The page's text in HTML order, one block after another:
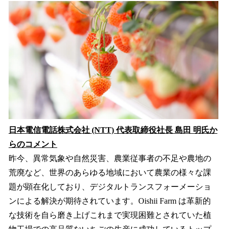
日本電信電話株式会社 (NTT) 代表取締役社長 島田 明氏か
らのコメント
昨今、異常気象や自然災害、農業従事者の不足や農地の
荒廃など、世界のあらゆる地域において農業の様々な課
題が顕在化しており、デジタルトランスフォーメーショ
ンによる解決が期待されています。Oishii Farm は革新的
な技術を自ら磨き上げこれまで実現困難とされていた植